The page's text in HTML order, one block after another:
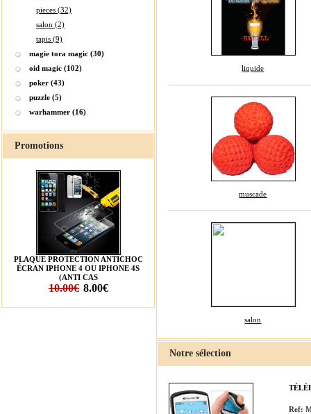
pieces (32)
salon (2)
tapis (9)
magie tora magic (30)
oid magic (102)
poker (43)
puzzle (5)
warhammer (16)
Promotions
PLAQUE PROTECTION ANTICHOC
ÉCRAN IPHONE 4 OU IPHONE 4S
(ANTI CAS
10.00€ 8.00€
liquide
muscade
salon
Notre sélection
Ref: